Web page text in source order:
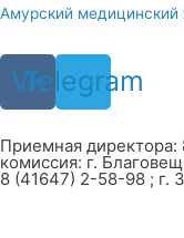
Перейти
содержимому
Амурский медицинский
Vk
Telegram
Приемная
комиссия: г.
8 (41647) 2-58-98 ; г.